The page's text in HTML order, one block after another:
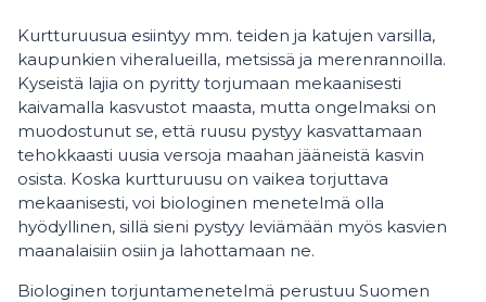
Kurtturuusua esiintyy mm. teiden ja katujen varsilla,
kaupunkien viheralueilla, metsissä ja merenrannoilla.
Kyseistä lajia on pyritty torjumaan mekaanisesti
kaivamalla kasvustot maasta, mutta ongelmaksi on
muodostunut se, että ruusu pystyy kasvattamaan
tehokkaasti uusia versoja maahan jääneistä kasvin
osista. Koska kurtturuusu on vaikea torjuttava
mekaanisesti, voi biologinen menetelmä olla
hyödyllinen, sillä sieni pystyy leviämään myös kasvien
maanalaisiin osiin ja lahottamaan ne.
Biologinen torjuntamenetelmä perustuu Suomen